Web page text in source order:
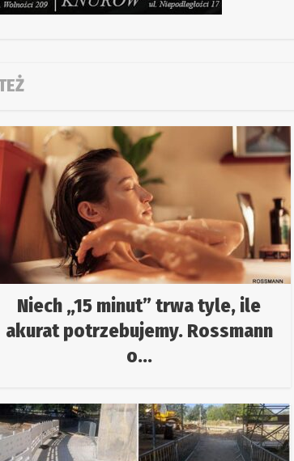
Niech „15 minut” trwa tyle, ile
akurat potrzebujemy. Rossmann
o...